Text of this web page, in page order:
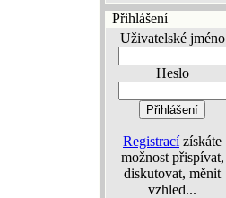
Přihlášení
Uživatelské jméno
Heslo
Registracízískáte
možnost přispívat,
diskutovat, měnit
vzhled...